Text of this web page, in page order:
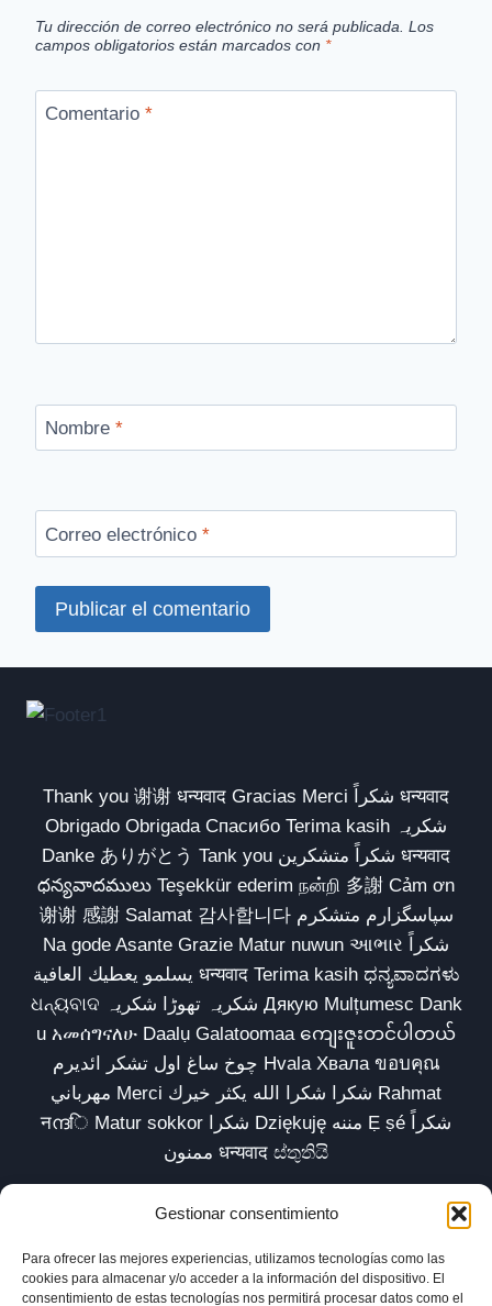
Gestionar consentimiento
Para ofrecer las mejores experiencias, utilizamos tecnologías como las
cookies para almacenar y/o acceder a la información del dispositivo. El
consentimiento de estas tecnologías nos permitirá procesar datos como el
Tu dirección de correo electrónico no será publicada. Los
campos obligatorios están marcados con *
Comentario *
Nombre *
Correo electrónico *
Thank you 谢谢 धन्यवाद Gracias Merci شكراً धन्यवाद
Obrigado Obrigada Спасибо Terima kasih شکریہ
Danke ありがとう Tank you شكراً متشكرين धन्यवाद
ధన్యవాదములు Teşekkür ederim நன்றி 多謝 Cảm ơn
谢谢 感謝 Salamat 감사합니다 سپاسگزارم متشکرم
Na gode Asante Grazie Matur nuwun આભાર شكراً
يسلمو يعطيك العافية धन्यवाद Terima kasih ಧನ್ಯವಾದಗಳು
ଧନ୍ୟବାଦ شکریہ تھوڑا شکریہ Дякую Mulțumesc Dank
u አመሰግናለሁ Daalụ Galatoomaa ကျေးဇူးတင်ပါတယ်
چوخ ساغ اول تشکر ائدیرم Hvala Хвала ขอบคุณ
مهرباني Merci شكرا شكرا الله يكثر خيرك Rahmat
नന്ദि Matur sokkor شكرا Dziękuję مننه Ẹ ṣé شكراً
ممنون धन्यवाद ස්තුතියි
Inicio Biblioteca Parábolas TV
Comunidad